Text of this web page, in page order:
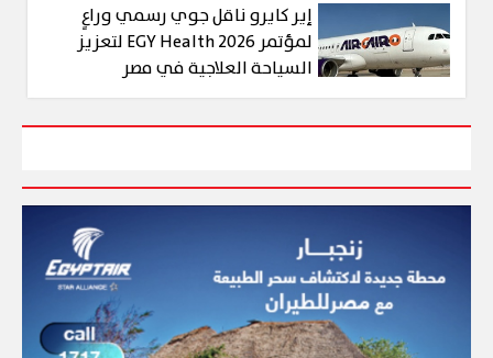
إير كايرو ناقل جوي رسمي وراعٍ
لمؤتمر EGY Health 2026 لتعزيز
السياحة العلاجية في مصر